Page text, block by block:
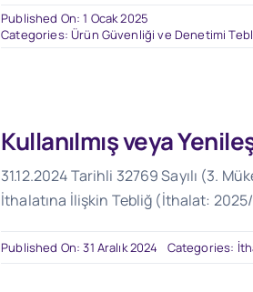
Published On: 1 Ocak 2025
Categories: Ürün Güvenliği ve Denetimi
Kullanılmış veya
31.12.2024 Tarihli 32769 Sayılı (3.
İthalatına İlişkin Tebliğ (İthalat:
Published On: 31 Aralık 2024 Categories: